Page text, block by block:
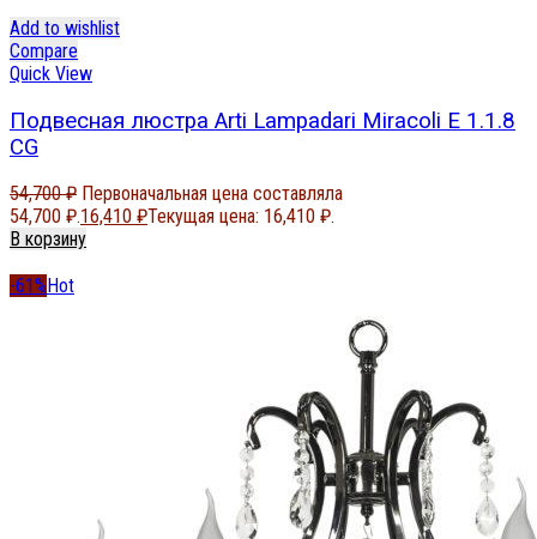
Add to wishlist
Compare
Quick View
Подвесная люстра Arti Lampadari Miracoli E 1.1.8
CG
54,700₽ Первоначальная цена составляла
54,700 ₽.16,410 ₽Текущая цена: 16,410 ₽.
В корзину
-61% Hot